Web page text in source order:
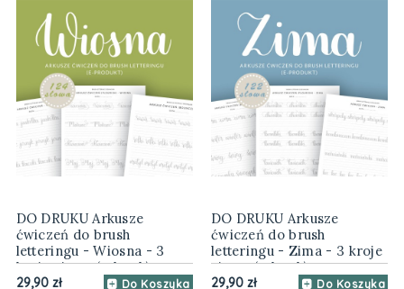
DO DRUKU Arkusze
ćwiczeń do brush
letteringu - Wiosna - 3
kroje pisma (e-book)
29,90 zł Do Koszyka
DO DRUKU Arkusze
ćwiczeń do brush
letteringu - Zima - 3 kroje
pisma (e-book)
29,90 zł Do Koszyka